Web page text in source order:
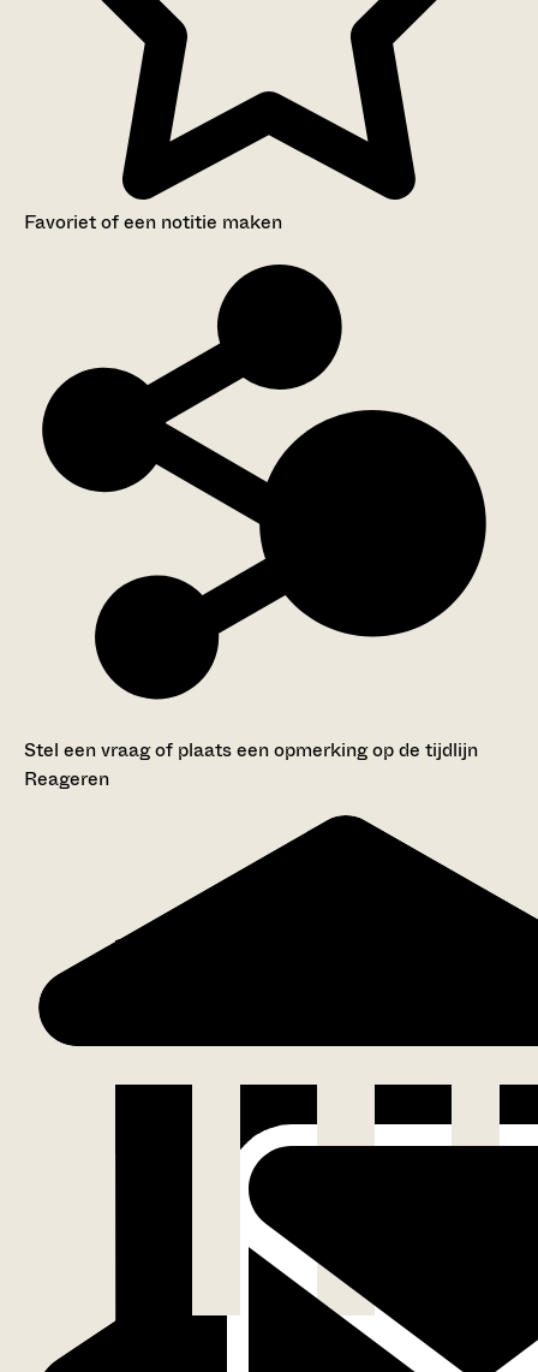
Favoriet of een notitie maken
Stel een vraag of plaats een opmerking op de tijdlijn
Reageren